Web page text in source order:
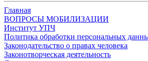
Главная
ВОПРОСЫ МОБИЛИЗАЦИИ
Институт УПЧ
Политика обработки персональных
Законодательство о правах человека
Законотворческая деятельность